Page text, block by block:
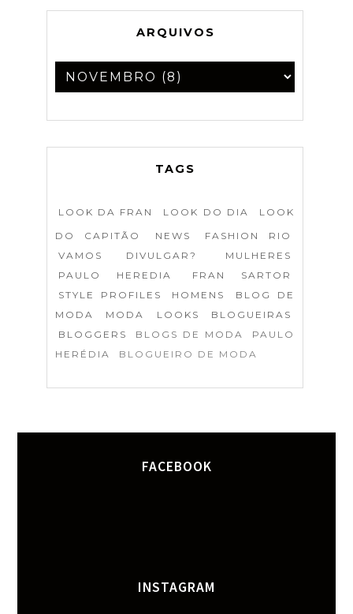
ARQUIVOS
TAGS
LOOK DA FRAN LOOK DO DIA
LOOK
DO CAPITÃO
NEWS
FASHION RIO
VAMOS DIVULGAR?
MULHERES
PAULO HEREDIA
FRAN SARTOR
STYLE PROFILES
HOMENS
BLOG DE
MODA
MODA LOOKS
BLOGUEIRAS
BLOGGERS
BLOGS DE MODA
PAULO
HERÉDIA
BLOGUEIRO DE MODA
FACEBOOK
INSTAGRAM